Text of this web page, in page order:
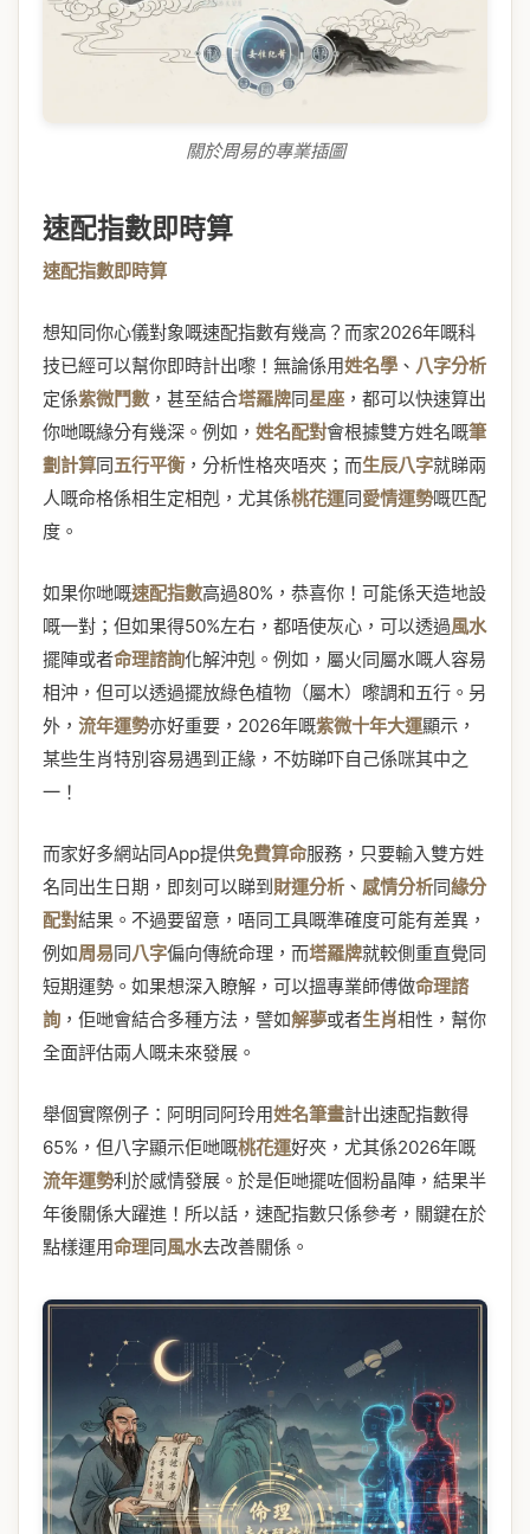
關於周易的專業插圖
速配指數即時算
速配指數即時算
想知同你心儀對象嘅速配指數有幾高？而家2026年嘅科
技已經可以幫你即時計出嚟！無論係用姓名學 、 八字分析
定係紫微鬥數，甚至結合塔羅牌同星座 ，都可以快速算出
你哋嘅緣分有幾深。例如， 姓名配對會根據雙方姓名嘅筆
劃計算同五行平衡，分析性格夾唔夾；而生辰八字就睇兩
人嘅命格係相生定相剋，尤其係桃花運同愛情運勢嘅匹配
度。
如果你哋嘅速配指數高過80%，恭喜你！可能係天造地設
嘅一對；但如果得50%左右，都唔使灰心，可以透過風水
擺陣或者命理諮詢化解沖剋。例如，屬火同屬水嘅人容易
相沖，但可以透過擺放綠色植物（屬木）嚟調和五行。另
外， 流年運勢亦好重要，2026年嘅紫微十年大運顯示，
某些生肖特別容易遇到正緣，不妨睇吓自己係咪其中之
一！
而家好多網站同App提供免費算命服務，只要輸入雙方姓
名同出生日期，即刻可以睇到 財運分析 、 感情分析同緣分
配對結果。不過要留意，唔同工具嘅準確度可能有差異，
例如周易同八字偏向傳統命理，而塔羅牌就較側重直覺同
短期運勢。如果想深入瞭解，可以搵專業師傅做命理諮
詢 ，佢哋會結合多種方法，譬如解夢或者生肖相性，幫你
全面評估兩人嘅未來發展。
舉個實際例子：阿明同阿玲用姓名筆畫計出速配指數得
65%，但八字顯示佢哋嘅桃花運好夾，尤其係2026年嘅
流年運勢利於感情發展。於是佢哋擺咗個粉晶陣，結果半
年後關係大躍進！所以話，速配指數只係參考，關鍵在於
點樣運用命理同風水去改善關係。